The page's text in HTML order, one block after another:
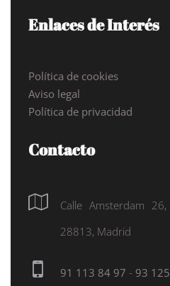
Enlaces de Interés
Política de cookies
Aviso legal
Política de privacidad
Contacto
Calle Amsterdam
28813, Madrid
91 113 84 97 - 93